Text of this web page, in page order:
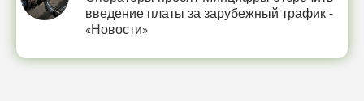
введение платы за зарубежный трафик -
«Новости»